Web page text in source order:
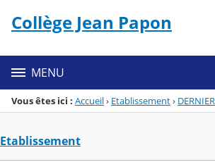
Menu de la rubrique
Contenu
Collège Jean Papon
MENU
Vous êtes ici : Accueil› Etablissement›
Etablissement